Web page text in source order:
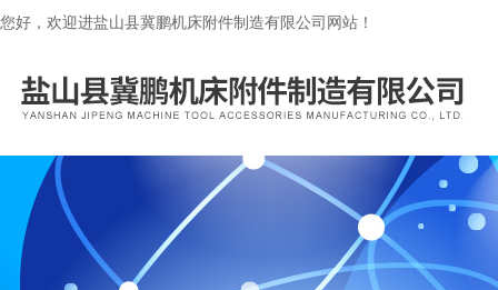
您好，欢迎进盐山县冀鹏机床附件制造有限公司网站！